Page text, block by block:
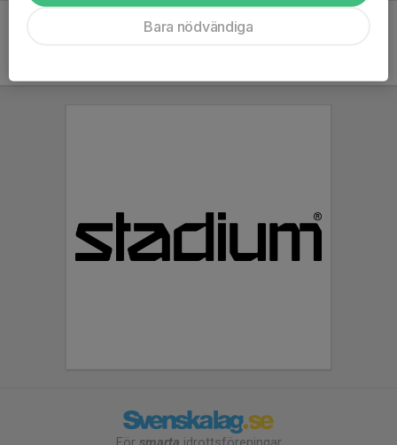
Bara nödvändiga